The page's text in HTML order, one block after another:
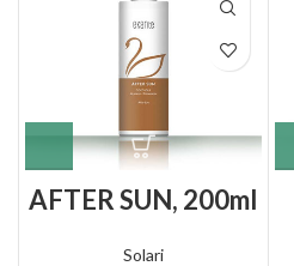
AFTER SUN, 200ml
Solari